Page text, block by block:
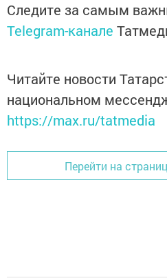
Следите за самым
Telegram-канале
Читайте новости
национальном
https://max.ru/tatmedia
Перейти на